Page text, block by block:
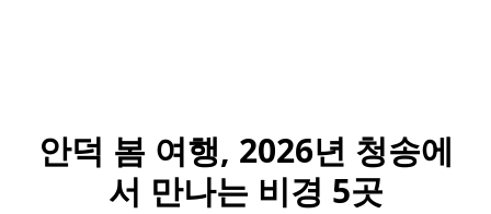
안덕 봄 여행, 2026년 청송에
서 만나는 비경 5곳